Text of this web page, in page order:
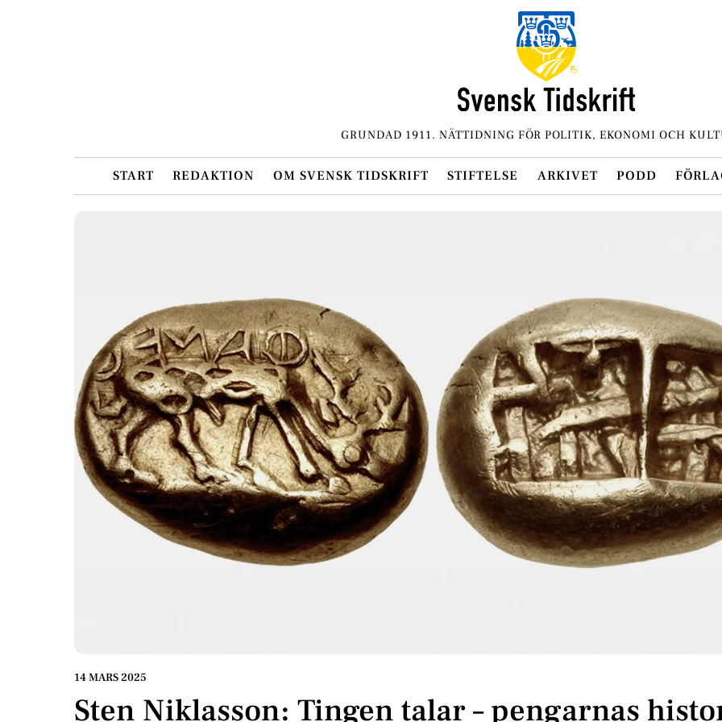
GRUNDAD 1911. NÄTTIDNING FÖR POLITIK, EKONOMI OCH
START REDAKTION OM SVENSK TIDSKRIFT STIFTELSE ARKIVET PODD
14 MARS 2025
Sten Niklasson: Tingen talar – pengarnas